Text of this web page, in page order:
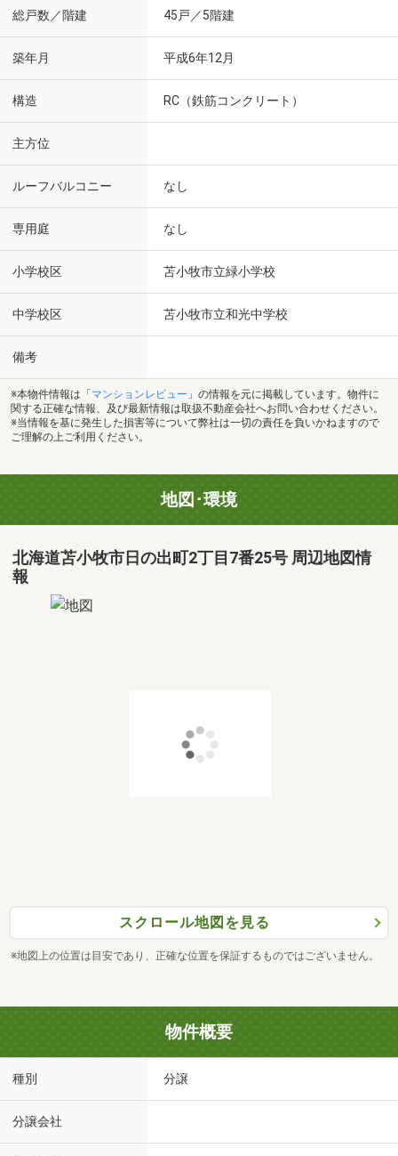
総戸数／階建 45戸／5階建
築年月 平成6年12月
構造 RC（鉄筋コンクリート）
主方位
ルーフバルコニー なし
専用庭 なし
小学校区 苫小牧市立緑小学校
中学校区 苫小牧市立和光中学校
備考
※本物件情報は「 マンションレビュー 」の情報を元に掲載しています。物件に
関する正確な情報、及び最新情報は取扱不動産会社へお問い合わせください。
※当情報を基に発生した損害等について弊社は一切の責任を負いかねますので
ご理解の上ご利用ください。
地図･環境
北海道苫小牧市日の出町2丁目7番25号 周辺地図情
報
スクロール地図を見る
※地図上の位置は目安であり、正確な位置を保証するものではございません。
物件概要
種別 分譲
分譲会社